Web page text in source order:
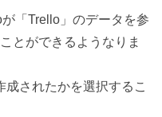
「Trello」のデータを参
とができるようなりま
されたかを選択するこ